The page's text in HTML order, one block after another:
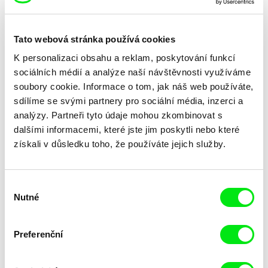
Tato webová stránka používá cookies
K personalizaci obsahu a reklam, poskytování funkcí
sociálních médií a analýze naší návštěvnosti využíváme
soubory cookie. Informace o tom, jak náš web používáte,
sdílíme se svými partnery pro sociální média, inzerci a
analýzy. Partneři tyto údaje mohou zkombinovat s
dalšími informacemi, které jste jim poskytli nebo které
získali v důsledku toho, že používáte jejich služby.
souhlasu
Nutné
Preferenční
Štefan Uher
Pásla kone na betóne
Jana Boršková
Pasažéři